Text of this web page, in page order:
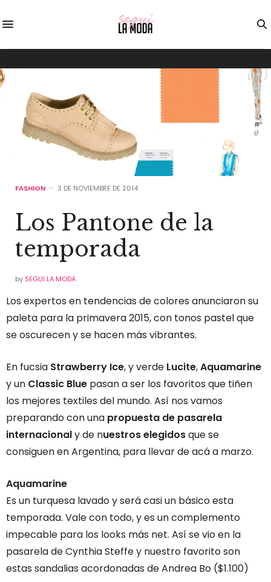
FASHION 3 DE NOVIEMBRE DE 2014
Los Pantone de la
temporada
by SEGUI LA MODA
Los expertos en tendencias de colores anunciaron su
paleta para la primavera 2015, con tonos pastel que
se oscurecen y se hacen más vibrantes.
En fucsia Strawberry Ice, y verde Lucite,Aquamarine
y un Classic Blue pasan a ser los favoritos que tiñen
los mejores textiles del mundo. Así nos vamos
preparando con una propuesta de pasarela
internacionaly de nuestros elegidosque se
consiguen en Argentina, para llevar de acá a marzo.
Aquamarine
Es un turquesa lavado y será casi un básico esta
temporada. Vale con todo, y es un complemento
impecable para los looks más net. Así se vio en la
pasarela de Cynthia Steffe y nuestro favorito son
estas sandalias acordonadas de Andrea Bo ($1.100)